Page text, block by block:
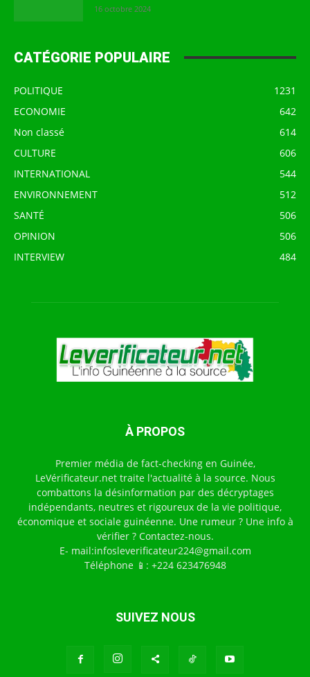
16 octobre 2024
CATÉGORIE POPULAIRE
POLITIQUE
1231
ECONOMIE
642
Non classé
614
CULTURE
606
INTERNATIONAL
544
ENVIRONNEMENT
512
SANTÉ
506
OPINION
506
INTERVIEW
484
À PROPOS
Premier média de fact-checking en Guinée,
LeVérificateur.net traite l'actualité à la source. Nous
combattons la désinformation par des décryptages
indépendants, neutres et rigoureux de la vie politique,
économique et sociale guinéenne. Une rumeur ? Une info à
vérifier ? Contactez-nous.
E- mail:infosleverificateur224@gmail.com
Téléphone 📱: +224 623476948
SUIVEZ NOUS